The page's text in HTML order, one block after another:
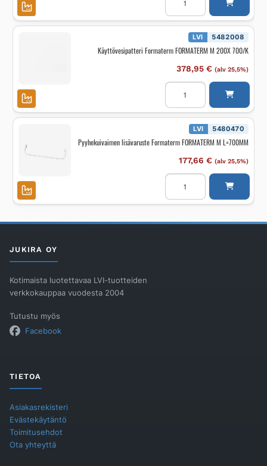
FORMATERM
M
700X
400/K
määrä
LVI 5482008
Käyttövesipatteri Formaterm FORMATERM M 200X 700/K
378,95 € (alv 25,5%)
Käyttövesipatteri
Formaterm
FORMATERM
M
200X
LVI 5480470
Pyyhekuivaimen lisävaruste Formaterm FORMATERM M L=700MM
177,66 € (alv 25,5%)
Pyyhekuivaimen
lisävaruste
FORMATERM
määrä
JUKIRA OY
Kotimaista luotettavaa LVI-tuotteiden
verkkokauppaa vuodesta 2004
Tutustu myös
Facebook
TIETOA
Asiakasrekisteri
Evästekäytäntö
Toimitusehdot
Ota yhteyttä